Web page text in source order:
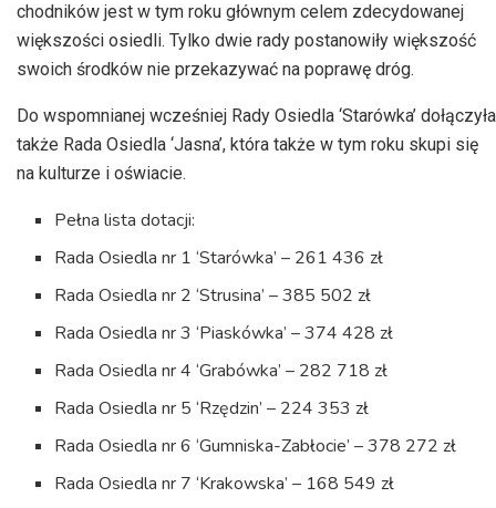
chodników jest w tym roku głównym celem zdecydowanej
większości osiedli. Tylko dwie rady postanowiły większość
swoich środków nie przekazywać na poprawę dróg.
Do wspomnianej wcześniej Rady Osiedla ‘Starówka’ dołączyła
także Rada Osiedla ‘Jasna’, która także w tym roku skupi się
na kulturze i oświacie.
Pełna lista dotacji:
Rada Osiedla nr 1 ‘Starówka’ – 261 436 zł
Rada Osiedla nr 2 ‘Strusina’ – 385 502 zł
Rada Osiedla nr 3 ‘Piaskówka’ – 374 428 zł
Rada Osiedla nr 4 ‘Grabówka’ – 282 718 zł
Rada Osiedla nr 5 ‘Rzędzin’ – 224 353 zł
Rada Osiedla nr 6 ‘Gumniska-Zabłocie’ – 378 272 zł
Rada Osiedla nr 7 ‘Krakowska’ – 168 549 zł